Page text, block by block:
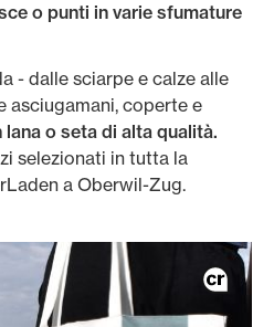
o punti in varie sfumature
- dalle sciarpe e calze alle
asciugamani, coperte e
o seta di alta qualità.
selezionati in tutta la
a Oberwil-Zug.